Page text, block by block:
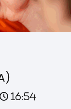
16:54